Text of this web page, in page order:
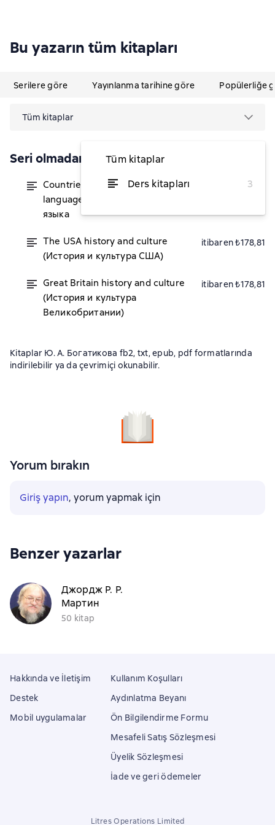
Bu yazarın tüm kitapları
Serilere göre Yayınlanma tarihine göre Popülerliğe
Tüm kitaplar
Tüm kitaplar
Ders kitapları
3
Seri olmadan
Countries of the English
language. Страны английского
языка
itibaren ₺447,90
The USA history and culture
(История и культура США)
itibaren ₺178,81
Great Вritain history and culture
(История и культура
Великобритании)
itibaren ₺178,81
Kitaplar Ю. А. Богатикова fb2, txt, epub, pdf formatlarında
indirilebilir ya da çevrimiçi okunabilir.
Yorum bırakın
Giriş yapın, yorum yapmak için
Benzer yazarlar
Джордж Р. Р.
Мартин
50 kitap
Hakkında ve İletişim
Destek
Mobil uygulamalar
Kullanım Koşulları
Aydınlatma Beyanı
Ön Bilgilendirme Formu
Mesafeli Satış Sözleşmesi
Üyelik Sözleşmesi
İade ve geri ödemeler
Litres Operations Limited